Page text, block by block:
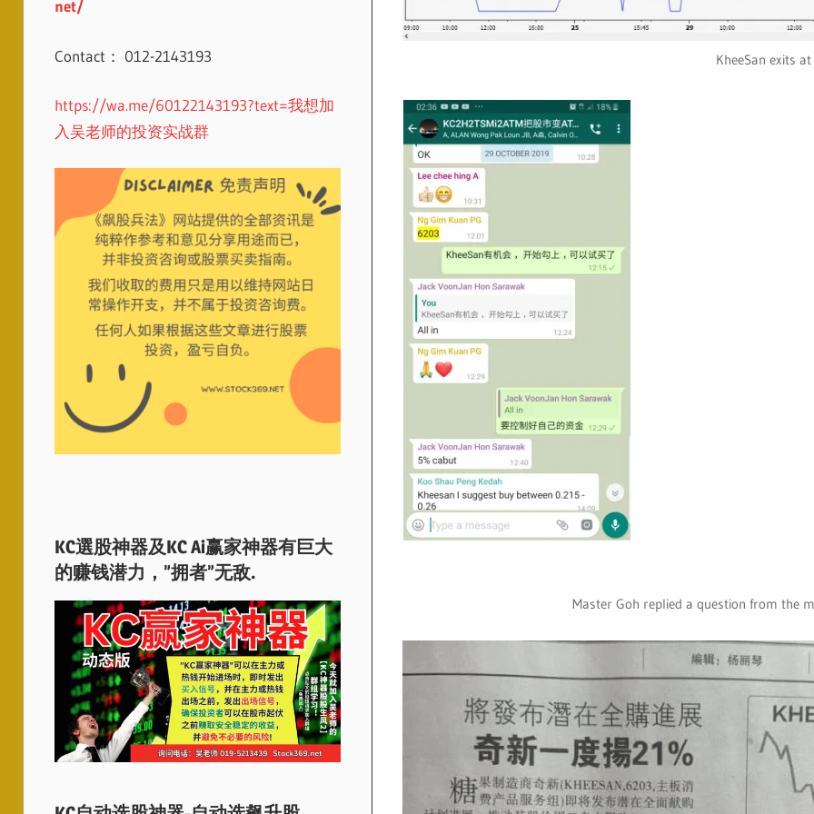
KheeSan exits
Master Goh replied a question from the
net/
Contact： 012-2143193
https://wa.me/60122143193?text=我想加
入吴老师的投资实战群
KC選股神器及KC Ai赢家神器有巨大
的赚钱潜力，”拥者”无敌.